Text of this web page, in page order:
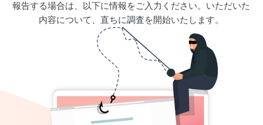
報告する場合は、以下に情報をご入力ください。いただいた
内容について、直ちに調査を開始いたします。